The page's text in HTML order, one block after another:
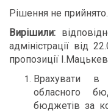
Рішення не прийнято.
Вирішили:
адміністрації від
пропозиції
Врахувати в
обласного
бюджетів за